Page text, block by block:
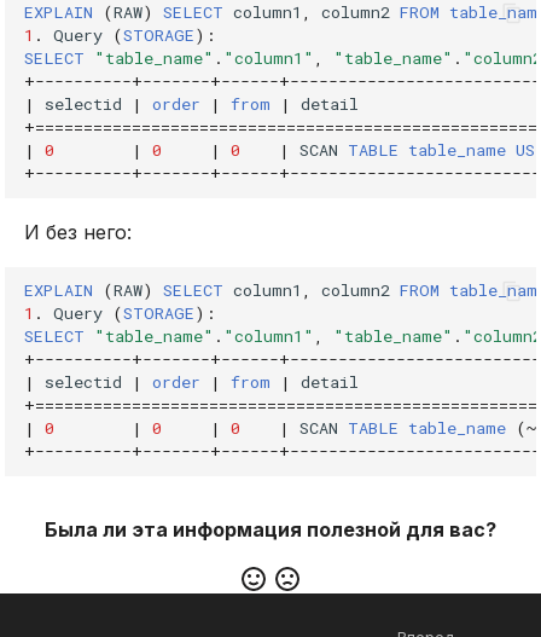
INSERT
REVOKE
SELECT
TRUNCATE TABLE
UPDATE
VALUES
EXPLAIN (RAW) SELECT column1 , column2 FROM
1 . Query (STORAGE):
SELECT
"table_name" . "column1" , "table_name" .
+----------+-------+------
|
selectid | order | from |
detail
|
0 | 0 | 0 | SCAN TABLE table_name
+----------+-------+------
И без него:
EXPLAIN (RAW) SELECT column1 , column2 FROM
1 . Query (STORAGE):
SELECT
"table_name" . "column1" , "table_name" .
+----------+-------+------
|
selectid | order | from |
detail
|
0 | 0 | 0 | SCAN TABLE table_name (~
+----------+-------+------
Была ли эта информация полезной для вас?